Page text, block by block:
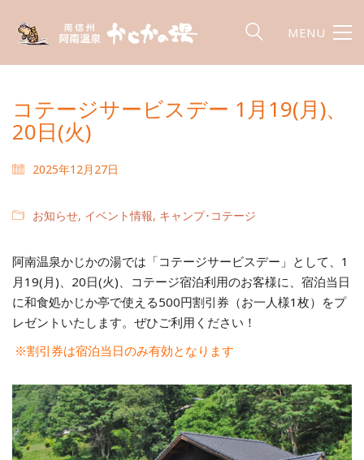
MENU
コテージサービスデー 1月19(月)、
20日(火)
2025年12月27日
お知らせ, イベント情報, キャンプ･コテージ
阿南温泉かじかの湯では「コテージサービスデー」として、1
月19(月)、20日(火)、コテージ宿泊利用のお客様に、宿泊当日
に和食処かじか亭で使える500円割引券（お一人様1枚）をプ
レゼントいたします。ぜひご利用ください！
※割引券は宿泊当日のみ有効となります